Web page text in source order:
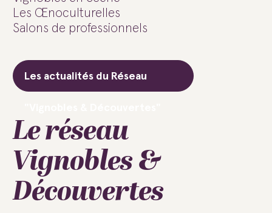
Les Œnoculturelles
Salons de professionnels
Les actualités du Réseau
Le réseau
Vignobles &
Découvertes